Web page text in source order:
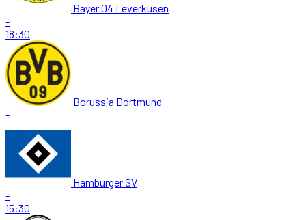
Bayer 04 Leverkusen
-
18:30
Borussia Dortmund
-
Hamburger SV
-
15:30